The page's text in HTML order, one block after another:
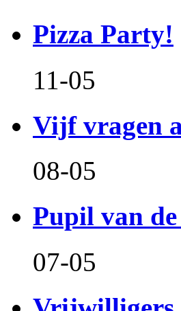
Pizza Party!
11-05
Vijf vragen
08-05
Pupil van de
07-05